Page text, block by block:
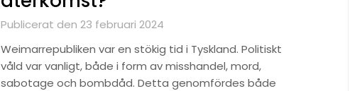
Publicerat den 23 februari 2024
Weimarrepubliken var en stökig tid i Tyskland. Politiskt
våld var vanligt, både i form av misshandel, mord,
sabotage och bombdåd. Detta genomfördes både